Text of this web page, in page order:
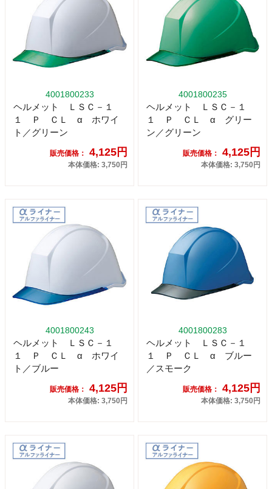
4001800233
ヘルメット ＬＳＣ－１
１ Ｐ ＣＬ α ホワイ
ト／グリーン
販売価格： 4,125円
本体価格: 3,750円
4001800235
ヘルメット ＬＳＣ－１
１ Ｐ ＣＬ α グリー
ン／グリーン
販売価格： 4,125円
本体価格: 3,750円
4001800243
ヘルメット ＬＳＣ－１
１ Ｐ ＣＬ α ホワイ
ト／ブルー
販売価格： 4,125円
本体価格: 3,750円
4001800283
ヘルメット ＬＳＣ－１
１ Ｐ ＣＬ α ブルー
／スモーク
販売価格： 4,125円
本体価格: 3,750円